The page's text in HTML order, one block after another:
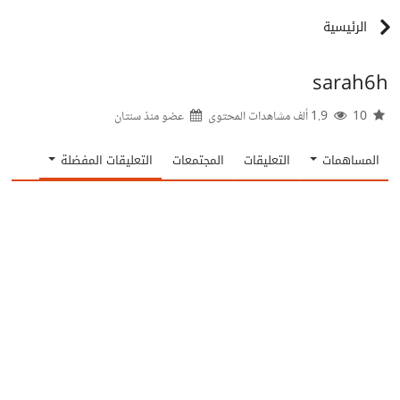
الرئيسية
sarah6h
عضو منذسنتان
المساهمات التعليقات المجتمعات التعليقات المفضلة